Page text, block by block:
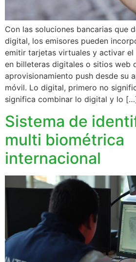
Con las soluciones bancarias que
digital, los emisores pueden
emitir tarjetas virtuales y activar
en billeteras digitales o sitios web
aprovisionamiento push desde su
móvil. Lo digital, primero no
significa combinar lo digital y lo
Sistema de
multi biométrica
internacional